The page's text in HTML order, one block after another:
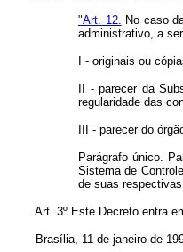
"Art. 12. No caso
administrativo, a
I - originais ou
II - parecer da
regularidade das
III - parecer do
Parágrafo único.
Sistema de
de suas
Art. 3º Este Decreto entra
Brasília, 11 de janeiro de